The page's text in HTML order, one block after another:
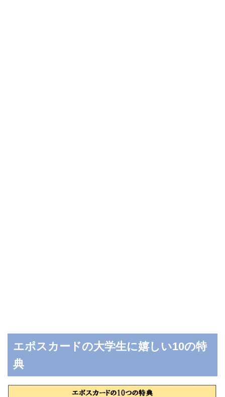
エポスカードの大学生に嬉しい10の特
典